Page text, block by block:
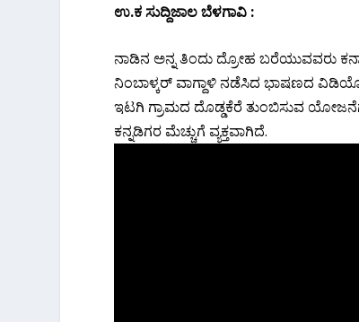
ಉ.ಕ ಸುದ್ದಿಜಾಲ ಬೆಳಗಾವಿ :
ನಾಡಿನ ಅನ್ನ ತಿಂದು ದ್ರೋಹ ಬರೆಯುವವರು
ನಿಂಬಾಳ್ಕರ್ ವಾಗ್ದಾಳಿ ನಡೆಸಿದ ಭಾಷಣದ
ಇಟಗಿ ಗ್ರಾಮದ ದೊಡ್ಡಕೆರೆ ತುಂಬಿಸುವ
ಕನ್ನಡಿಗರ ಮೆಚ್ಚುಗೆ ವ್ಯಕ್ತವಾಗಿದೆ.